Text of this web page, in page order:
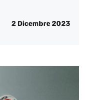
2 Dicembre 2023